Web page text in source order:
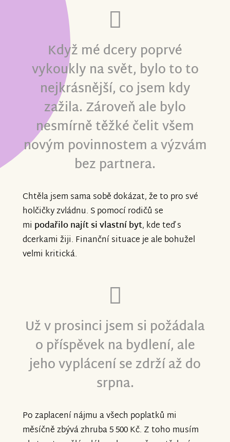
Když mé dcery poprvé
vykoukly na svět, bylo to to
nejkrásnější, co jsem kdy
zažila. Zároveň ale bylo
nesmírně těžké čelit všem
novým povinnostem a výzvám
bez partnera.
Chtěla jsem sama sobě dokázat, že to pro své
holčičky zvládnu. S pomocí rodičů se
mi podařilo najít si vlastní byt, kde teď s
dcerkami žiji. Finanční situace je ale bohužel
velmi kritická.
Už v prosinci jsem si požádala
o příspěvek na bydlení, ale
jeho vyplácení se zdrží až do
srpna.
Po zaplacení nájmu a všech poplatků mi
měsíčně zbývá zhruba 5 500 Kč. Z toho musím